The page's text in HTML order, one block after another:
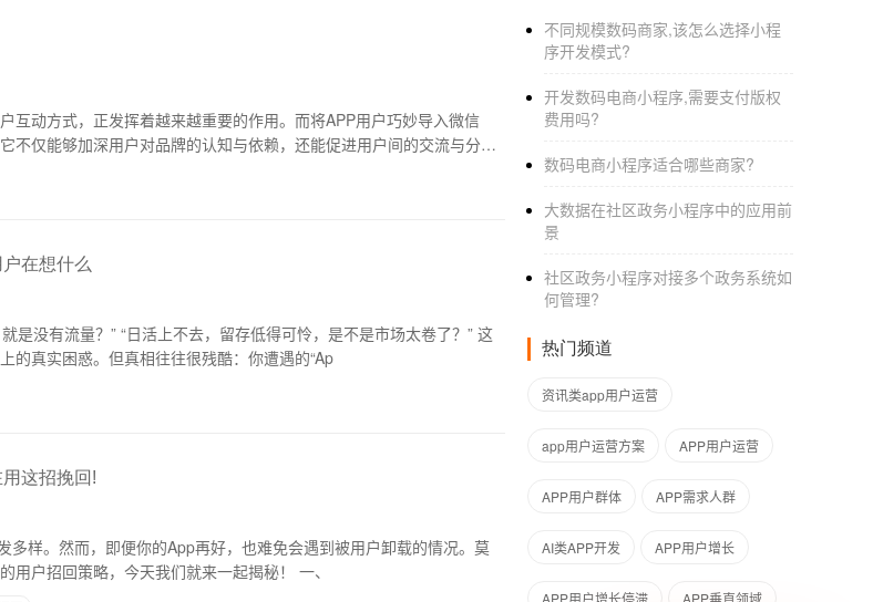
互动方式，正发挥着越来越重要的作用。而将APP用户巧妙导入微信
不仅能够加深用户对品牌的认知与依赖，还能促进用户间的交流与分
在想什么
可怜，是不是市场太卷了？” 这
的真实困惑。但真相往往很残酷：你遭遇的“Ap
这招挽回!
多样。然而，即便你的App再好，也难免会遇到被用户卸载的情况。莫
慌，大厂们早已总结出了一套行之有效的用户招回策略，今天我们就来一起揭秘！ 一、
不同规模数码商家,该怎么选择小程
序开发模式?
开发数码电商小程序,需要支付版权
费用吗?
数码电商小程序适合哪些商家?
大数据在社区政务小程序中的应用前
景
社区政务小程序对接多个政务系统如
何管理?
热门频道
资讯类app用户运营
app用户运营方案 APP用户运营
APP用户群体 APP需求人群
AI类APP开发 APP用户增长
APP用户增长停滞 APP垂直领域